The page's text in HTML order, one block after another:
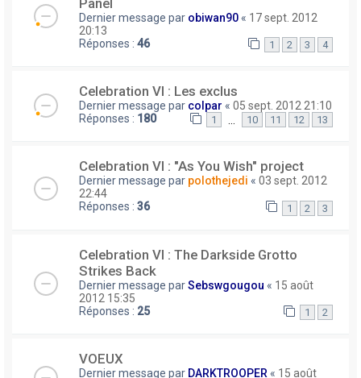
Panel
Dernier message par obiwan90 « 17 sept. 2012
20:13
Réponses : 46 1 2 3 4
Celebration VI : Les exclus
Dernier message par colpar « 05 sept. 2012 21:10
Réponses : 180 1 10 11 12 13
Celebration VI : "As You Wish" project
Dernier message par polothejedi « 03 sept. 2012
22:44
Réponses : 36 1 2 3
Celebration VI : The Darkside Grotto
Strikes Back
Dernier message parSebswgougou « 15 août
2012 15:35
Réponses : 25 1 2
VOEUX
Dernier message par DARKTROOPER « 15 août